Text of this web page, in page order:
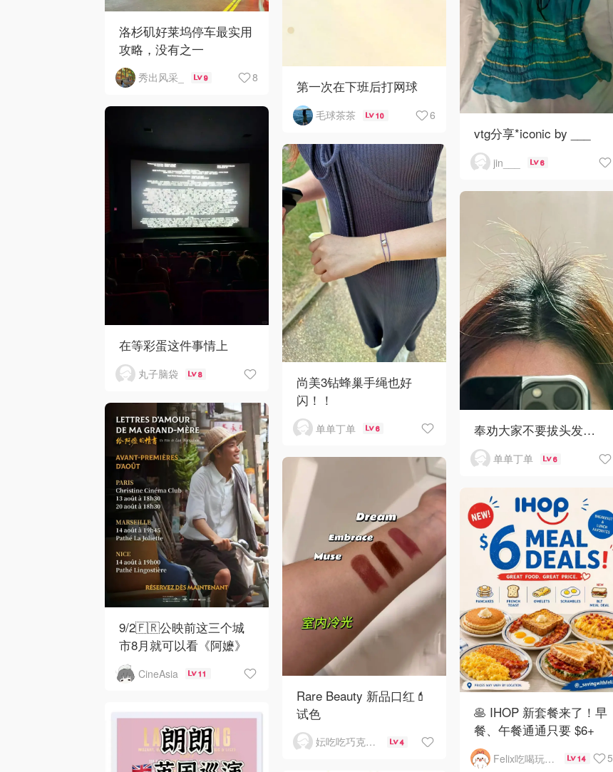
洛杉矶好莱坞停车最实用
攻略，没有之一
秀出风采_ 9 8 第一次在下班后打网球
毛球茶茶 10 6
vtg分享*iconic by ___
jin___ 6
在等彩蛋这件事情上
丸子脑袋 8
尚美3钻蜂巢手绳也好
闪！！
单单丁单 6 奉劝大家不要拔头发…
单单丁单 6
9/2🇫🇷公映前这三个城
市8月就可以看《阿嬷》
CineAsia 11
Rare Beauty 新品口红💄
试色
妘吃吃巧克力芒果干 4
🥞 IHOP 新套餐来了！早
餐、午餐通通只要 $6+
Felix吃喝玩乐不破产 14 5